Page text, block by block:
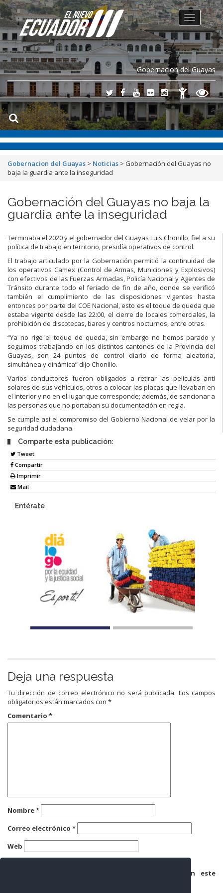
Gobernacion del Guayas
Toggle
navigation
Gobernacion del Guayas > Noticias > Gobernación del Guayas no
baja la guardia ante la inseguridad
Gobernación del Guayas no baja la
guardia ante la inseguridad
Terminaba el 2020 y el gobernador del Guayas Luis Chonillo, fiel a su
política de trabajo en territorio, presidía operativos de control.
El trabajo articulado por la Gobernación permitió la continuidad de
los operativos Camex (Control de Armas, Municiones y Explosivos)
con efectivos de las Fuerzas Armadas, Policía Nacional y Agentes de
Tránsito durante todo el feriado de fin de año, donde se verificó
también el cumplimiento de las disposiciones vigentes hasta
entonces por parte del COE Nacional, esto es el toque de queda que
estaba vigente desde las 22:00, el cierre de locales comerciales, la
prohibición de discotecas, bares y centros nocturnos, entre otras.
“Ya no rige el toque de queda, sin embargo no hemos parado y
seguimos trabajando en los distintos cantones de la Provincia del
Guayas, son 24 puntos de control diario de forma aleatoria,
simultánea y dinámica” dijo Chonillo.
Varios conductores fueron obligados a retirar las películas anti
solares de sus vehículos, otros a colocar las placas que llevaban en
el interior y no en el lugar que corresponde; además, de sancionar a
las personas que no portaban su documentación en regla.
Se cumple así el compromiso del Gobierno Nacional de velar por la
seguridad ciudadana.
Comparte esta publicación:
Tweet
Compartir
Imprimir
Mail
Entérate
Deja una respuesta
Tu dirección de correo electrónico no será publicada. Los campos
obligatorios están marcados con *
Comentario *
Nombre*
Correo electrónico *
Web
Guarda mi nombre, correo electrónico y web en este